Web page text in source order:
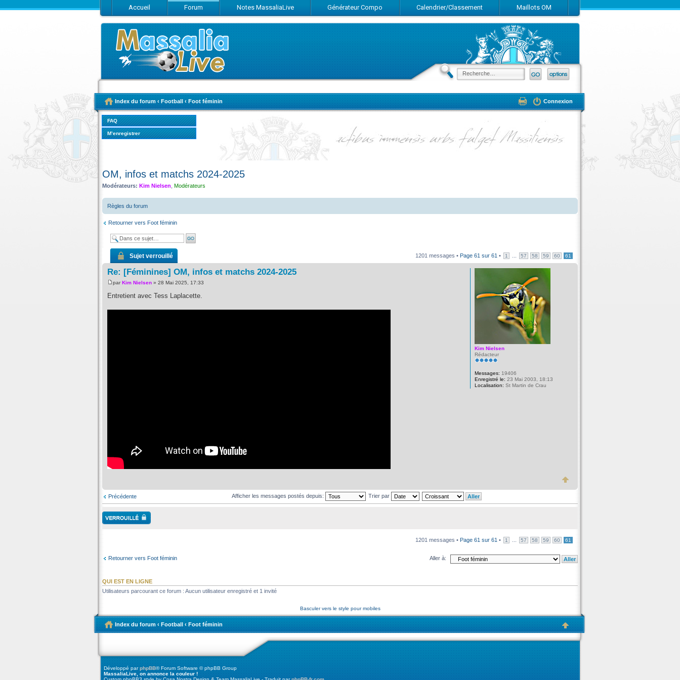
Accueil Forum Notes MassaliaLive Générateur Compo Calendrier/Classement Maillots OM
Index du forum ‹ Football ‹ Foot féminin Connexion
FAQ
M’enregistrer
OM, infos et matchs 2024-2025
Modérateurs: Kim Nielsen Modérateurs
Règles du forum
Retourner vers Foot féminin
1201 messages • Page 61 sur 61 • 1 57 58 59 60 61
Sujet verrouillé
Re: [Féminines] OM, infos et matchs 2024-2025
parKim Nielsen » 28 Mai 2025, 17:33
Entretient avec Tess Laplacette.
Kim Nielsen
Rédacteur
Messages: 19406
Enregistré le: 23 Mai 2003, 18:13
Localisation: St Martin de Crau
Précédente Afficher les messages postés depuis: Trier par
1201 messages • Page 61 sur 61 • 1 57 58 59 60 61
Retourner vers Foot féminin Aller à:
QUI EST EN LIGNE
Utilisateurs parcourant ce forum : Aucun utilisateur enregistré et 1 invité
Basculer vers le style pour mobiles
Index du forum ‹ Football ‹ Foot féminin
Développé parphpBB® Forum Software © phpBB Group
MassaliaLive, on annonce la couleur !